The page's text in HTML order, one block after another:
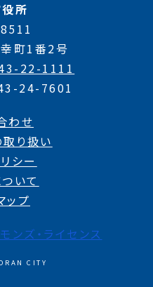
所
町1番2号
22-1111
24-7601
わせ
り扱い
シー
いて
ップ
CITY